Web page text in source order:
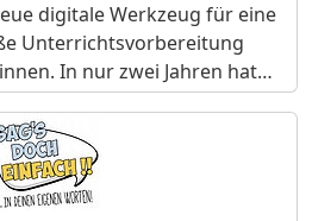
digitale Werkzeug für eine
Unterrichtsvorbereitung
In nur zwei Jahren hat…